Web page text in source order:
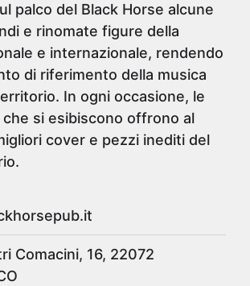
palco del Black Horse alcune
e rinomate figure della
e internazionale, rendendo
di riferimento della musica
In ogni occasione, le
si esibiscono offrono al
cover e pezzi inediti del
Comacini, 16, 22072